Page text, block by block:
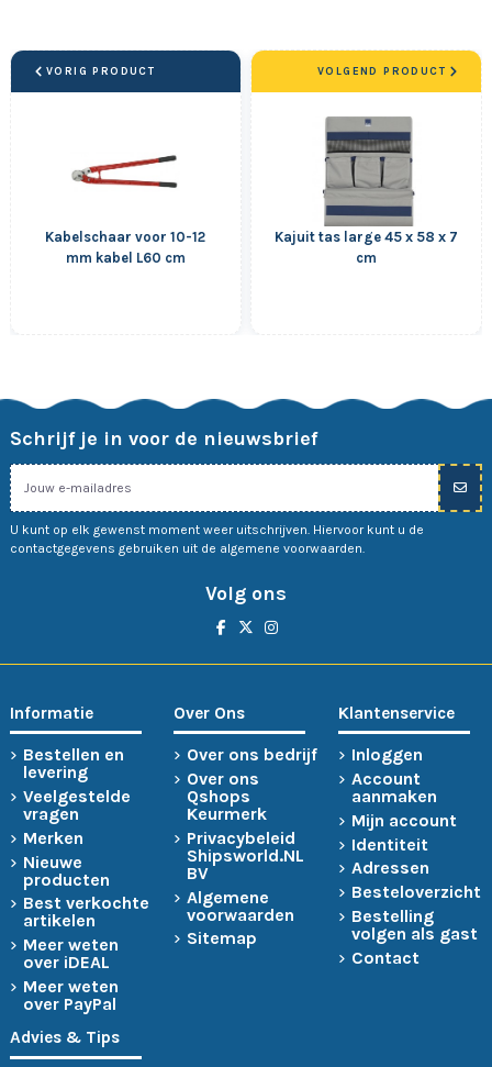
VORIG PRODUCT
Kabelschaar voor 10-12
mm kabel L60 cm
Kajuit tas large 45 x 58 x 7
cm
VOLGEND PRODUCT
Schrijf je in voor de nieuwsbrief
U kunt op elk gewenst moment weer uitschrijven. Hiervoor kunt u de
contactgegevens gebruiken uit de algemene voorwaarden.
Volg ons
Informatie
Bestellen en
levering
Veelgestelde
vragen
Merken
Nieuwe
producten
Best verkochte
artikelen
Meer weten
over iDEAL
Meer weten
over PayPal
Over Ons
Over ons bedrijf
Over ons
Qshops
Keurmerk
Privacybeleid
Shipsworld.NL
BV
Algemene
voorwaarden
Sitemap
Klantenservice
Inloggen
Account
aanmaken
Mijn account
Identiteit
Adressen
Besteloverzicht
Bestelling
volgen als gast
Contact
Advies & Tips